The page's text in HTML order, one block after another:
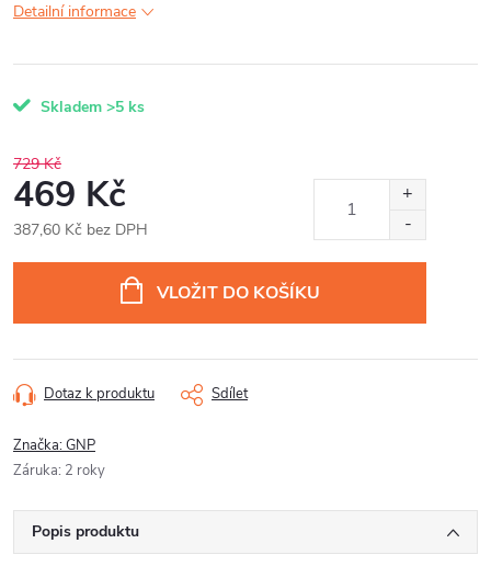
Detailní informace
Skladem >5 ks
729 Kč
469 Kč
387,60 Kč bez DPH
VLOŽIT DO KOŠÍKU
Dotaz k produktu Sdílet
Značka:GNP
Záruka: 2 roky
Popis produktu